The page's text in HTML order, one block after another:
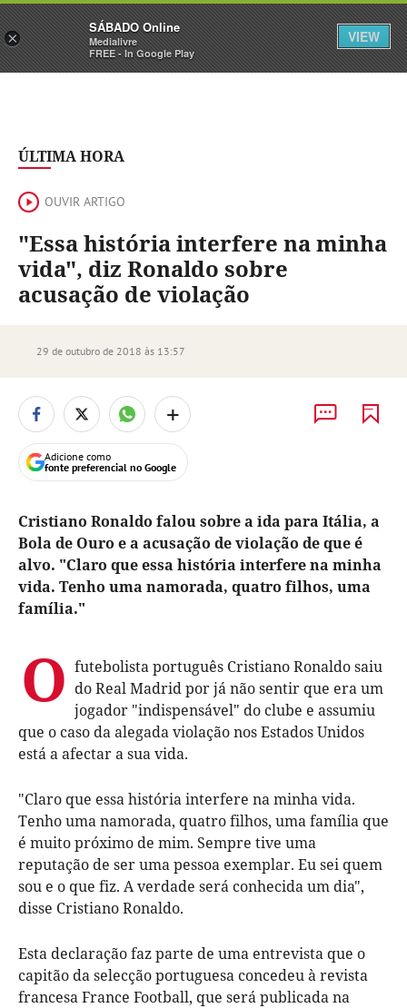
Sábado Assine Iniciar Sessão
ÚLTIMA HORA
OUVIR ARTIGO
"Essa história interfere na minha
vida", diz Ronaldo sobre
acusação de violação
29 de outubro de 2018 às 13:57
+
Adicione como
fonte preferencial no Google
Cristiano Ronaldo falou sobre a ida para Itália, a
Bola de Ouro e a acusação de violação de que é
alvo. "Claro que essa história interfere na minha
vida. Tenho uma namorada, quatro filhos, uma
família."
O futebolista português Cristiano Ronaldo saiu
do Real Madrid por já não sentir que era um
jogador "indispensável" do clube e assumiu
que o caso da alegada violação nos Estados Unidos
está a afectar a sua vida.
"Claro que essa história interfere na minha vida.
Tenho uma namorada, quatro filhos, uma família que
é muito próximo de mim. Sempre tive uma
reputação de ser uma pessoa exemplar. Eu sei quem
sou e o que fiz. A verdade será conhecida um dia",
disse Cristiano Ronaldo.
Esta declaração faz parte de uma entrevista que o
capitão da selecção portuguesa concedeu à revista
francesa France Football, que será publicada na
×
SÁBADO Online
Medialivre
FREE - In Google Play
VIEW